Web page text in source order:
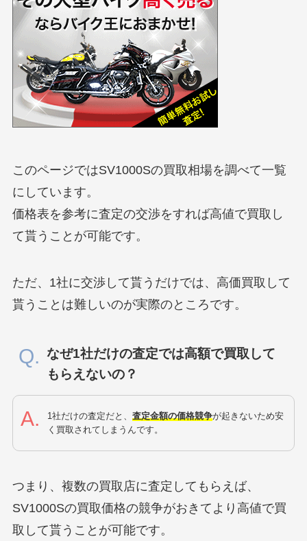
このページではSV1000Sの買取相場を調べて一覧
にしています。
価格表を参考に査定の交渉をすれば高値で買取し
て貰うことが可能です。
ただ、1社に交渉して貰うだけでは、高価買取して
貰うことは難しいのが実際のところです。
なぜ1社だけの査定では高額で買取して
もらえないの？
1社だけの査定だと、 査定金額の価格競争が起きないため安
く買取されてしまうんです。
つまり、複数の買取店に査定してもらえば、
SV1000Sの買取価格の競争がおきてより高値で買
取して貰うことが可能です。